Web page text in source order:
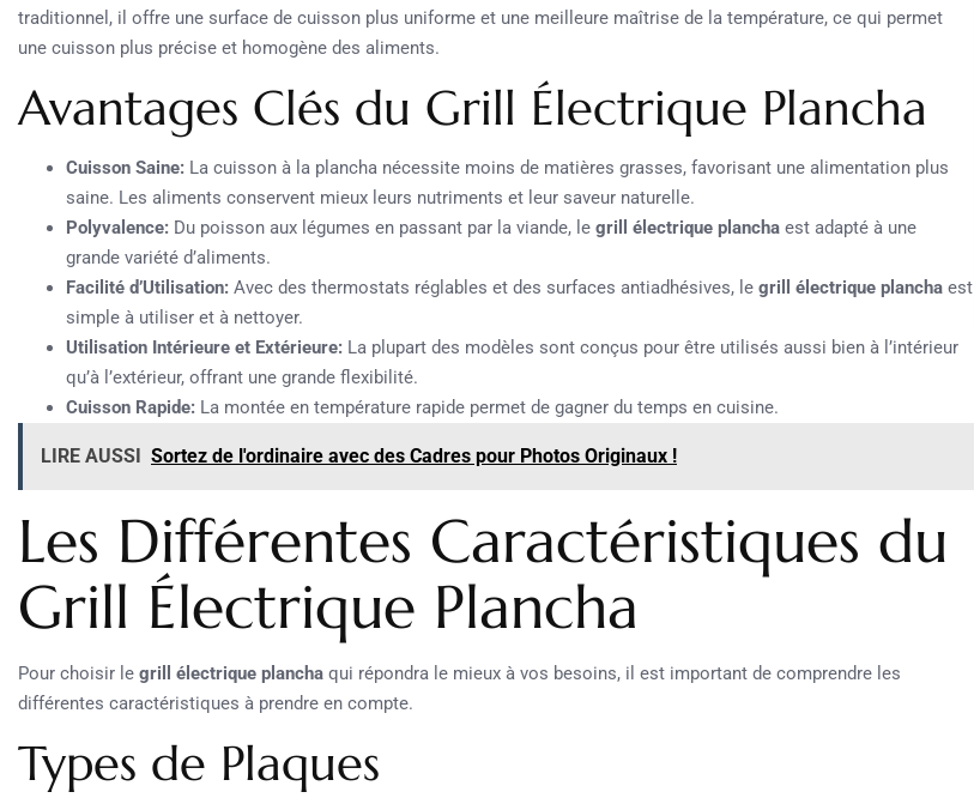
traditionnel, il offre une surface de cuisson plus uniforme et une meilleure maîtrise de la température, ce qui permet
une cuisson plus précise et homogène des aliments.
Avantages Clés du Grill Électrique Plancha
Cuisson Saine: La cuisson à la plancha nécessite moins de matières grasses, favorisant une alimentation plus
saine. Les aliments conservent mieux leurs nutriments et leur saveur naturelle.
Polyvalence: Du poisson aux légumes en passant par la viande, le grill électrique plancha est adapté à une
grande variété d’aliments.
Facilité d’Utilisation: Avec des thermostats réglables et des surfaces antiadhésives, le grill électrique plancha est
simple à utiliser et à nettoyer.
Utilisation Intérieure et Extérieure: La plupart des modèles sont conçus pour être utilisés aussi bien à l’intérieur
qu’à l’extérieur, offrant une grande flexibilité.
Cuisson Rapide: La montée en température rapide permet de gagner du temps en cuisine.
LIRE AUSSI Sortez de l'ordinaire avec des Cadres pour Photos Originaux !
Les Différentes Caractéristiques du
Grill Électrique Plancha
Pour choisir le grill électrique plancha qui répondra le mieux à vos besoins, il est important de comprendre les
différentes caractéristiques à prendre en compte.
Types de Plaques